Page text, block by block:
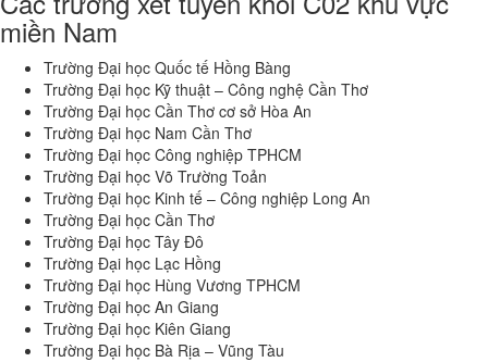
miền Nam
Trường Đại học Quốc tế Hồng Bàng
Trường Đại học Kỹ thuật – Công nghệ Cần Thơ
Trường Đại học Cần Thơ cơ sở Hòa An
Trường Đại học Nam Cần Thơ
Trường Đại học Công nghiệp TPHCM
Trường Đại học Võ Trường Toản
Trường Đại học Kinh tế – Công nghiệp Long An
Trường Đại học Cần Thơ
Trường Đại học Tây Đô
Trường Đại học Lạc Hồng
Trường Đại học Hùng Vương TPHCM
Trường Đại học An Giang
Trường Đại học Kiên Giang
Trường Đại học Bà Rịa – Vũng Tàu